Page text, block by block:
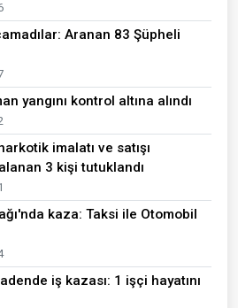
Aranan 83 Şüpheli
yangını kontrol altına alındı
imalatı ve satışı
3 kişi tutuklandı
kaza: Taksi ile Otomobil
iş kazası: 1 işçi hayatını